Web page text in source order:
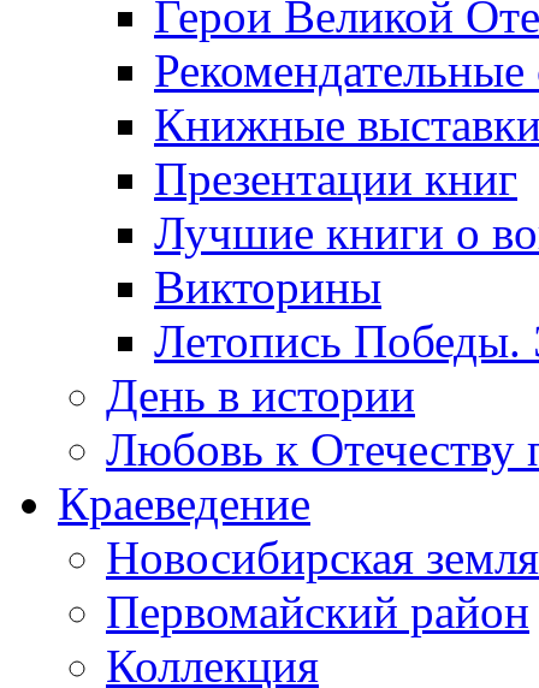
Герои Великой
Рекомендательные
Книжные
Презентации книг
Лучшие книги о
Викторины
Летопись Победы.
День в истории
Любовь к Отечеству
Краеведение
Новосибирская земля
Первомайский район
Коллекция